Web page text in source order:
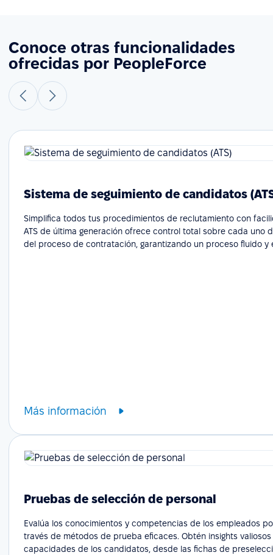
Conoce otras funcionalidades
ofrecidas por PeopleForce
Sistema de seguimiento de candidatos
Simplifica todos tus procedimientos de reclutamiento con
ATS de última generación ofrece control total sobre cada uno
del proceso de contratación, garantizando un proceso fluido y
Más información
Pruebas de selección de personal
Evalúa los conocimientos y competencias de los empleados
través de métodos de prueba eficaces. Obtén insights
capacidades de los candidatos, desde las fichas de